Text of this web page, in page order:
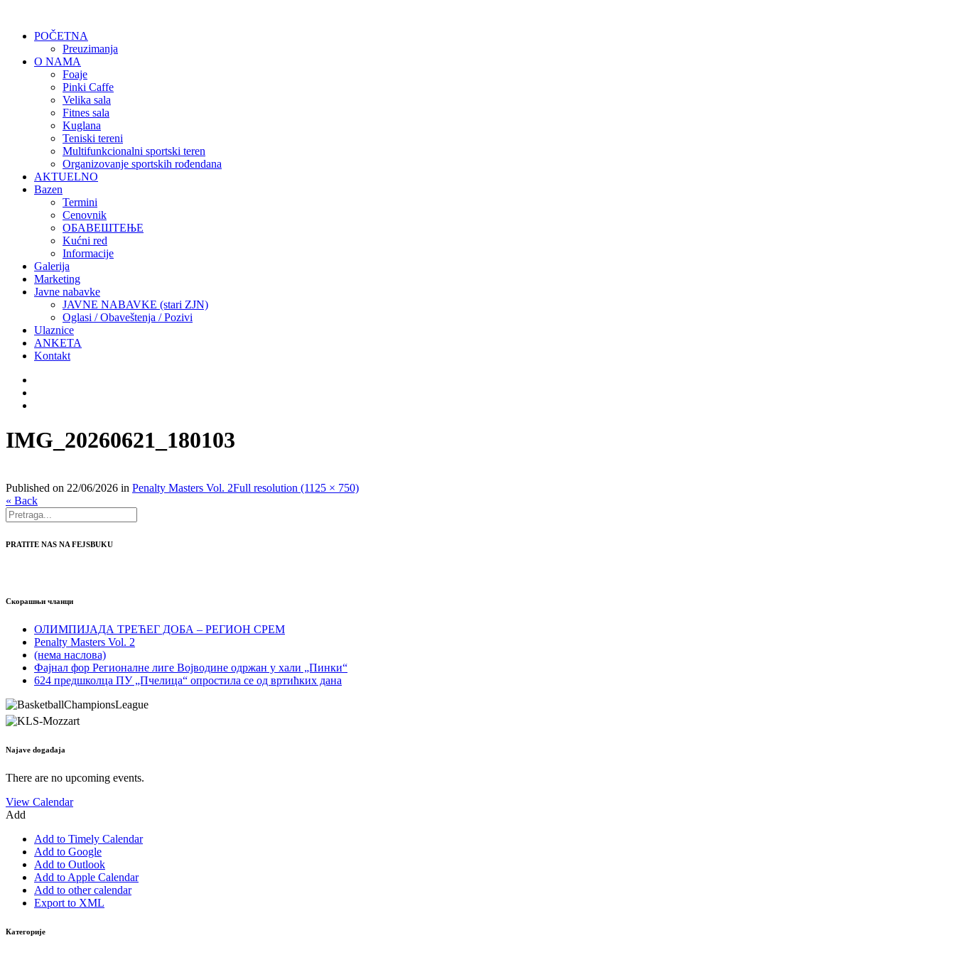
POČETNA
Preuzimanja
O NAMA
Foaje
Pinki Caffe
Velika sala
Fitnes sala
Kuglana
Teniski tereni
Multifunkcionalni sportski teren
Organizovanje sportskih rođendana
AKTUELNO
Bazen
Termini
Cenovnik
ОБАВЕШТЕЊЕ
Kućni red
Informacije
Galerija
Marketing
Javne nabavke
JAVNE NABAVKE (stari ZJN)
Oglasi / Obaveštenja / Pozivi
Ulaznice
ANKETA
Kontakt
IMG_20260621_180103
Published on 22/06/2026 in Penalty Masters Vol. 2Full resolution (1125 × 750)
« Back
PRATITE NAS NA FEJSBUKU
Скорашњи чланци
ОЛИМПИЈАДА ТРЕЋЕГ ДОБА – РЕГИОН СРЕМ
Penalty Masters Vol. 2
(нема наслова)
Фајнал фор Регионалне лиге Војводине одржан у хали „Пинки“
624 предшколца ПУ „Пчелица“ опростила се од вртићких дана
Najave događaja
There are no upcoming events.
View Calendar
Add
Add to Timely Calendar
Add to Google
Add to Outlook
Add to Apple Calendar
Add to other calendar
Export to XML
Категорије